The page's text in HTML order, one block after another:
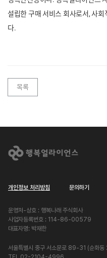
설립한 구매 서비스 회사로서, 사
다.
목록
개인정보 처리방침 문의하기
운영처-상호 : 행복나래 주식회사
사업자등록번호 : 114-86-00579
대표자명: 박재한
서울특별시 중구 서소문로 89-31 (순화